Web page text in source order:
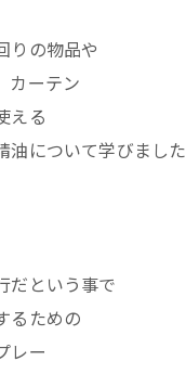
りの物品や
カーテン
える
油について学びました
だという事で
るための
レー